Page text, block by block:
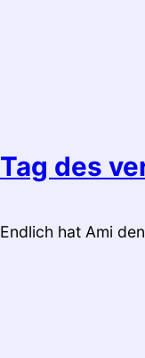
Tag des
Endlich hat Ami